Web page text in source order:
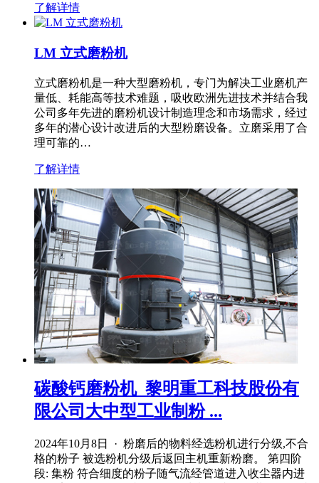
了解详情
LM 立式磨粉机
立式磨粉机是一种大型磨粉机，专门为解决工业磨机产
量低、耗能高等技术难题，吸收欧洲先进技术并结合我
公司多年先进的磨粉机设计制造理念和市场需求，经过
多年的潜心设计改进后的大型粉磨设备。立磨采用了合
理可靠的…
了解详情
碳酸钙磨粉机_黎明重工科技股份有
限公司大中型工业制粉 ...
2024年10月8日 · 粉磨后的物料经选粉机进行分级,不合
格的粉子 被选粉机分级后返回主机重新粉磨。 第四阶
段: 集粉 符合细度的粉子随气流经管道进入收尘器内进